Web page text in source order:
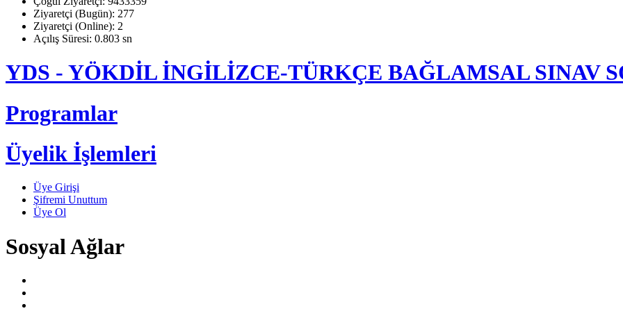
Ziyaretçi (Bugün): 277
Ziyaretçi (Online): 2
Açılış Süresi: 0.803 sn
YDS - YÖKDİL İNGİLİZCE-TÜRKÇE BAĞLAMSAL SINAV
Programlar
Üyelik İşlemleri
Üye Girişi
Şifremi Unuttum
Üye Ol
Sosyal Ağlar